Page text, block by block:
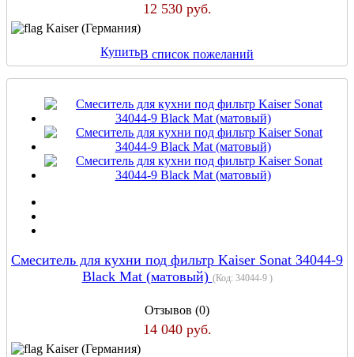
12 530 руб.
Kaiser (Германия)
КупитьВ список пожеланий
Смеситель для кухни под фильтр Kaiser Sonat 34044-9
Black Mat (матовый) (Код: 34044-9 )
Отзывов (0)
14 040 руб.
Kaiser (Германия)